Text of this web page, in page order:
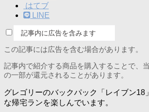
はてブ
LINE
記事内に広告を含みます
この記事には広告を含む場合があります。
記事内で紹介する商品を購入することで、
の一部が還元されることがあります。
グレゴリーのバックパック「レイブン18
な帰宅ランを楽しんでいます。